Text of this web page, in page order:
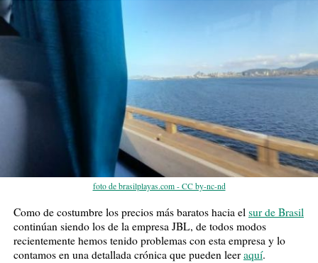
foto de brasilplayas.com - CC by-nc-nd
Como de costumbre los precios más baratos hacia el sur de Brasil
continúan siendo los de la empresa JBL, de todos modos
recientemente hemos tenido problemas con esta empresa y lo
contamos en una detallada crónica que pueden leeraquí.